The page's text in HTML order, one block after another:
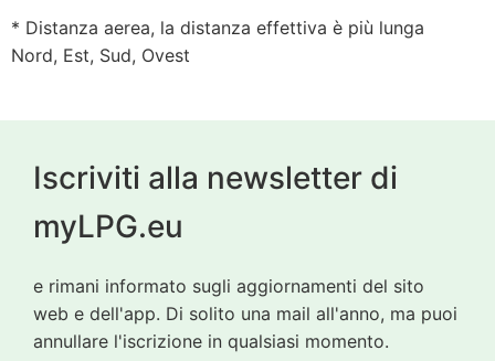
* Distanza aerea, la distanza effettiva è più lunga
Nord, Est, Sud, Ovest
Iscriviti alla newsletter di
myLPG.eu
e rimani informato sugli aggiornamenti del sito
web e dell'app. Di solito una mail all'anno, ma puoi
annullare l'iscrizione in qualsiasi momento.